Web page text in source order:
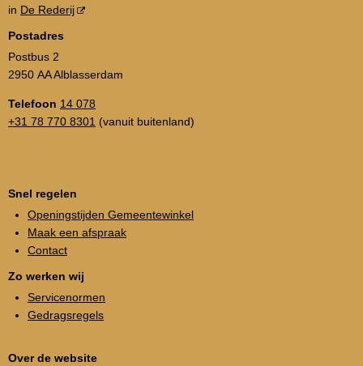
in De Rederij
Postadres
Postbus 2
2950 AA Alblasserdam
Telefoon 14 078
+31 78 770 8301 (vanuit buitenland)
Snel regelen
Openingstijden Gemeentewinkel
Maak een afspraak
Contact
Zo werken wij
Servicenormen
Gedragsregels
Over de website